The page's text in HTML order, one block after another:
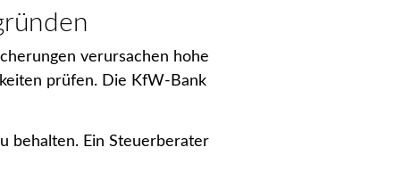
verursachen hohe
prüfen. Die KfW-Bank
behalten. Ein Steuerberater